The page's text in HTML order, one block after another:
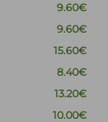
9.60€
9.60€
15.60€
8.40€
13.20€
10.00€